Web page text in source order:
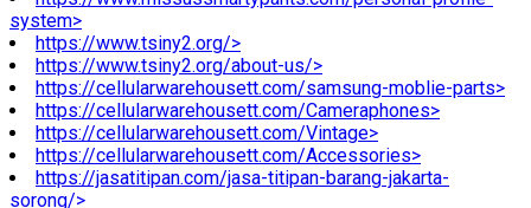
system>
https://www.tsiny2.org/>
https://www.tsiny2.org/about-us/>
https://cellularwarehousett.com/samsung-moblie-parts>
https://cellularwarehousett.com/Cameraphones>
https://cellularwarehousett.com/Vintage>
https://cellularwarehousett.com/Accessories>
https://jasatitipan.com/jasa-titipan-barang-jakarta-
sorong/>